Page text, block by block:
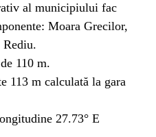
al municipiului fac
Moara Grecilor,
110 m.
113 m calculată la gara
27.73° E